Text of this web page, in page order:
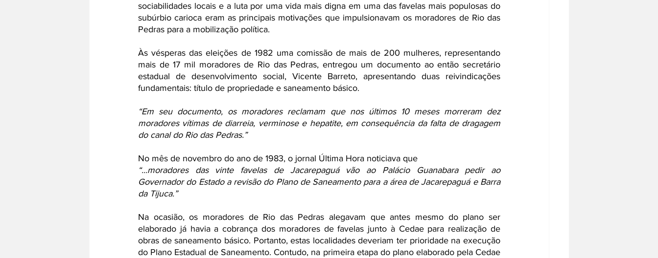
sociabilidades locais e a luta por uma vida mais digna em uma das favelas mais populosas do
subúrbio carioca eram as principais motivações que impulsionavam os moradores de Rio das
Pedras para a mobilização política.
Às vésperas das eleições de 1982 uma comissão de mais de 200 mulheres, representando
mais de 17 mil moradores de Rio das Pedras, entregou um documento ao então secretário
estadual de desenvolvimento social, Vicente Barreto, apresentando duas reivindicações
fundamentais: título de propriedade e saneamento básico.
“Em seu documento, os moradores reclamam que nos últimos 10 meses morreram dez
moradores vítimas de diarreia, verminose e hepatite, em consequência da falta de dragagem
do canal do Rio das Pedras.”
No mês de novembro do ano de 1983, o jornal Última Hora noticiava que
“...moradores das vinte favelas de Jacarepaguá vão ao Palácio Guanabara pedir ao
Governador do Estado a revisão do Plano de Saneamento para a área de Jacarepaguá e Barra
da Tijuca.”
Na ocasião, os moradores de Rio das Pedras alegavam que antes mesmo do plano ser
elaborado já havia a cobrança dos moradores de favelas junto à Cedae para realização de
obras de saneamento básico. Portanto, estas localidades deveriam ter prioridade na execução
do Plano Estadual de Saneamento. Contudo, na primeira etapa do plano elaborado pela Cedae